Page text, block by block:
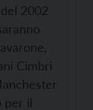
2002
Cimbri
per il